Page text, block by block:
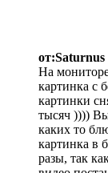
от:Saturnus
На
картинка с
картинки
тысяч ))))
каких то
картинка в
разы, так